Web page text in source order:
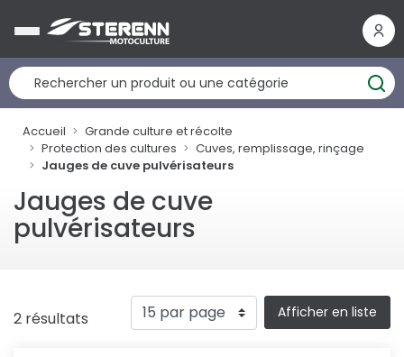
Accueil
Grande culture et récolte
Protection des cultures
Cuves, remplissage, rinçage
Jauges de cuve pulvérisateurs
Jauges de cuve
pulvérisateurs
2 résultats Afficher en liste